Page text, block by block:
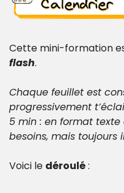
Cette mini-formation
flash.
Chaque feuillet est
progressivement
5 min : en format
besoins, mais toujours
Voici le déroulé :